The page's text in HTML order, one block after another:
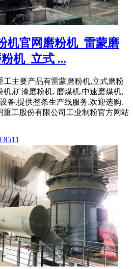
机官网磨粉机_雷蒙磨
机_立式 ...
工主要产品有雷蒙磨粉机,立式磨粉
机,矿渣磨粉机, 磨煤机,中速磨煤机,
备,提供整条生产线服务.欢迎选购.
重工股份有限公司工业制粉官方网站
8511